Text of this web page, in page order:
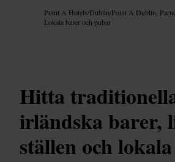
Point A Hotels/Dublin/Point A Dublin,
Lokala barer och pubar
Hitta
irländska barer,
ställen och